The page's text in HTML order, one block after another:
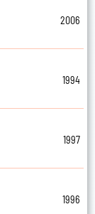
2006
1994
1997
1996